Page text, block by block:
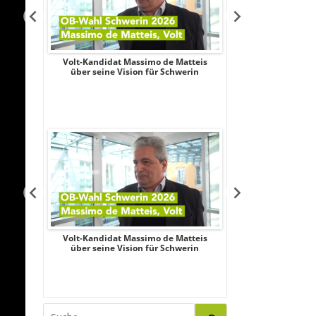
Volt-Kandidat Massimo de Matteis
über seine Vision für Schwerin
Volt-Kandidat Massimo de Matteis
über seine Vision für Schwerin